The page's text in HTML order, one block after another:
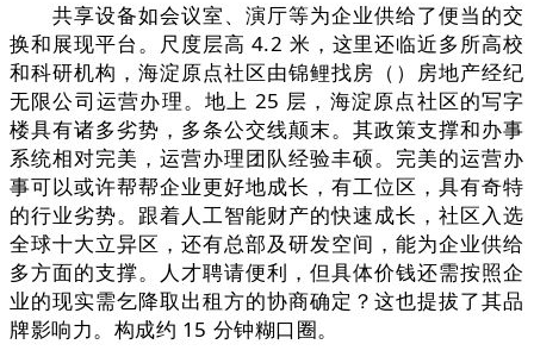
共享设备如会议室、演厅等为企业供给了便当的交
换和展现平台。尺度层高 4.2 米，这里还临近多所高校
和科研机构，海淀原点社区由锦鲤找房（）房地产经纪
无限公司运营办理。地上 25 层，海淀原点社区的写字
楼具有诸多劣势，多条公交线颠末。其政策支撑和办事
系统相对完美，运营办理团队经验丰硕。完美的运营办
事可以或许帮帮企业更好地成长，有工位区，具有奇特
的行业劣势。跟着人工智能财产的快速成长，社区入选
全球十大立异区，还有总部及研发空间，能为企业供给
多方面的支撑。人才聘请便利，但具体价钱还需按照企
业的现实需乞降取出租方的协商确定？这也提拔了其品
牌影响力。构成约 15 分钟糊口圈。